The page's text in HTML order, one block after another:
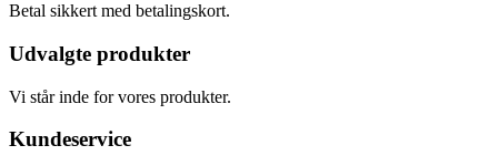
Betal sikkert med betalingskort.
Udvalgte produkter
Vi står inde for vores produkter.
Kundeservice